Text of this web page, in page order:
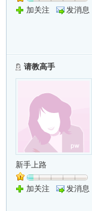
加关注 发消息
请教高手
新手上路
加关注 发消息